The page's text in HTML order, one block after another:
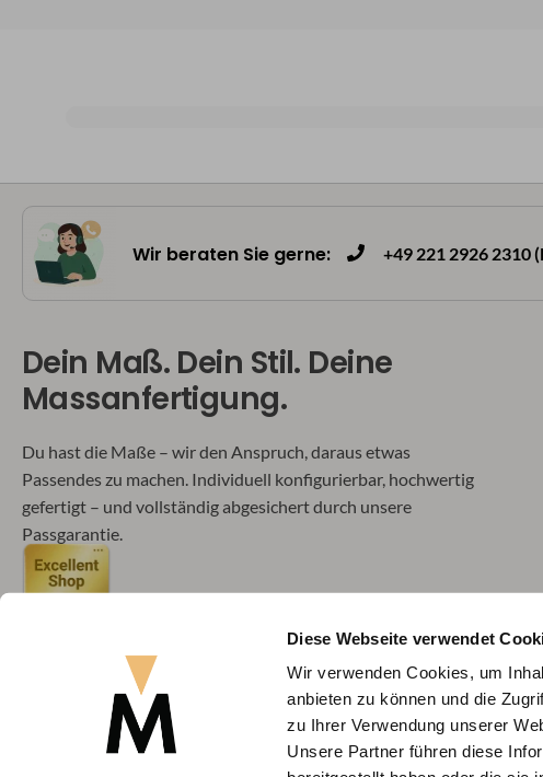
Diese Webseite verwendet
Wir verwenden Cookies, um
anbieten zu können und die
zu Ihrer Verwendung unserer
Unsere Partner führen diese
Wir beraten Sie gerne: +49 221 2926 2310
Dein Maß. Dein Stil. Deine
Massanfertigung.
Du hast die Maße – wir den Anspruch, daraus etwas
Passendes zu machen. Individuell konfigurierbar, hochwertig
gefertigt – und vollständig abgesichert durch unsere
Passgarantie.
Flexibel bezahlen